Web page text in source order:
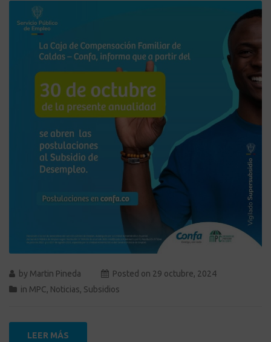
by Martin Pineda Posted on 29 octubre, 2024
in MPC, Noticias, Subsidios
LEER MÁS